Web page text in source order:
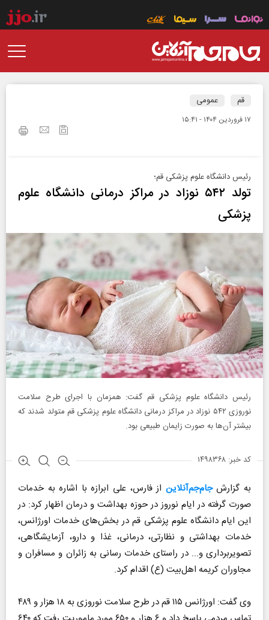
قم عمومی
۱۷ فروردين ۱۴۰۴ - ۱۵:۴۱
رئیس دانشگاه علوم پزشکی قم؛
تولد ۵۴۲ نوزاد در مراکز درمانی دانشگاه علوم
پزشکی
رئیس دانشگاه علوم پزشکی قم گفت: همزمان با اجرای طرح سلامت
نوروزی ۵۴۲ نوزاد در مراکز درمانی دانشگاه علوم پزشکی قم متولد شدند که
بیشتر آن‌ها به صورت زایمان طبیعی بود.
کد خبر: ۱۴۹۸۳۶۸
به گزارشجام‌جم‌آنلاین از فارس، علی ابرازه با اشاره به خدمات
صورت گرفته در ایام نوروز در حوزه بهداشت و درمان اظهار کرد: در
این ایام دانشگاه علوم پزشکی قم در بخش‌های خدمات اورژانس،
خدمات بهداشتی و نظارتی، درمانی، غذا و دارو، آزمایشگاهی،
تصویربرداری و... در راستای خدمات رسانی به زائران و مسافران و
مجاوران کریمه اهل‌بیت (ع) اقدام کرد.
وی گفت: اورژانس ۱۱۵ قم در طرح سلامت نوروزی به ۱۸ هزار و ۴۸۹